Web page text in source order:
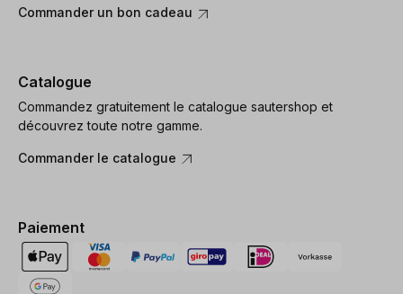
Commander un bon cadeau
Catalogue
Commandez gratuitement le catalogue sautershop et
découvrez toute notre gamme.
Commander le catalogue
Paiement